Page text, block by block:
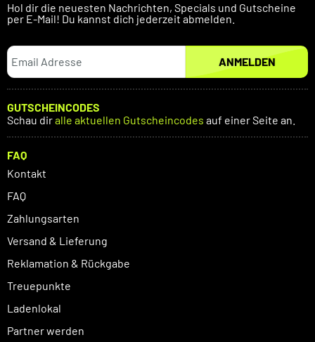
Hol dir die neuesten Nachrichten, Specials und Gutscheine
per E-Mail! Du kannst dich jederzeit abmelden.
ANMELDEN
GUTSCHEINCODES
Schau diralle aktuellen Gutscheincodes auf einer Seite an.
FAQ
Kontakt
FAQ
Zahlungsarten
Versand & Lieferung
Reklamation & Rückgabe
Treuepunkte
Ladenlokal
Partner werden